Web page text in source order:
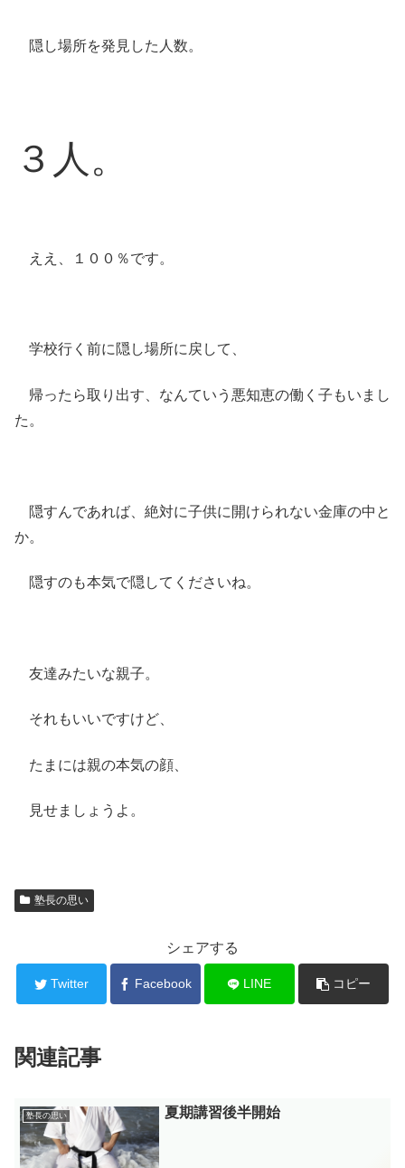
隠し場所を発見した人数。
３人。
ええ、１００％です。
学校行く前に隠し場所に戻して、
帰ったら取り出す、なんていう悪知恵の働く子もいまし
た。
隠すんであれば、絶対に子供に開けられない金庫の中と
か。
隠すのも本気で隠してくださいね。
友達みたいな親子。
それもいいですけど、
たまには親の本気の顔、
見せましょうよ。
塾長の思い
シェアする
Twitter Facebook LINE コピー
関連記事
塾長の思い 夏期講習後半開始